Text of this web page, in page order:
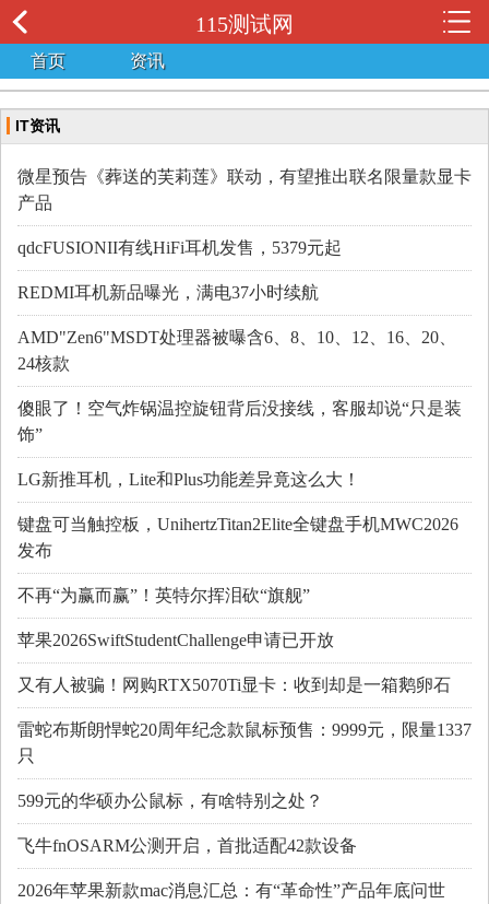
115测试网
首页 资讯
IT资讯
微星预告《葬送的芙莉莲》联动，有望推出联名限量款显卡
产品
qdcFUSIONII有线HiFi耳机发售，5379元起
REDMI耳机新品曝光，满电37小时续航
AMD"Zen6"MSDT处理器被曝含6、8、10、12、16、20、
24核款
傻眼了！空气炸锅温控旋钮背后没接线，客服却说“只是装
饰”
LG新推耳机，Lite和Plus功能差异竟这么大！
键盘可当触控板，UnihertzTitan2Elite全键盘手机MWC2026
发布
不再“为赢而赢”！英特尔挥泪砍“旗舰”
苹果2026SwiftStudentChallenge申请已开放
又有人被骗！网购RTX5070Ti显卡：收到却是一箱鹅卵石
雷蛇布斯朗悍蛇20周年纪念款鼠标预售：9999元，限量1337
只
599元的华硕办公鼠标，有啥特别之处？
飞牛fnOSARM公测开启，首批适配42款设备
2026年苹果新款mac消息汇总：有“革命性”产品年底问世